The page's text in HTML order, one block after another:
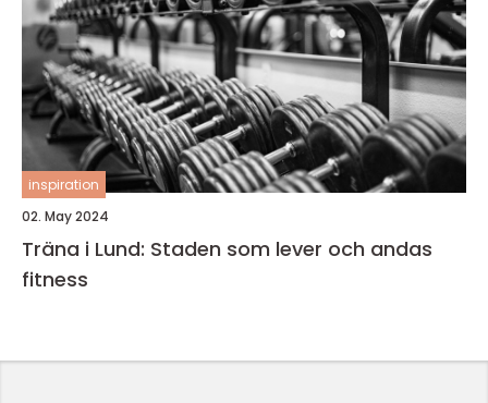
inspiration
02. May 2024
Träna i Lund: Staden som lever och andas
fitness